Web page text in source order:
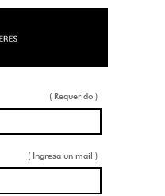
( Requerido )
( Ingresa un mail )